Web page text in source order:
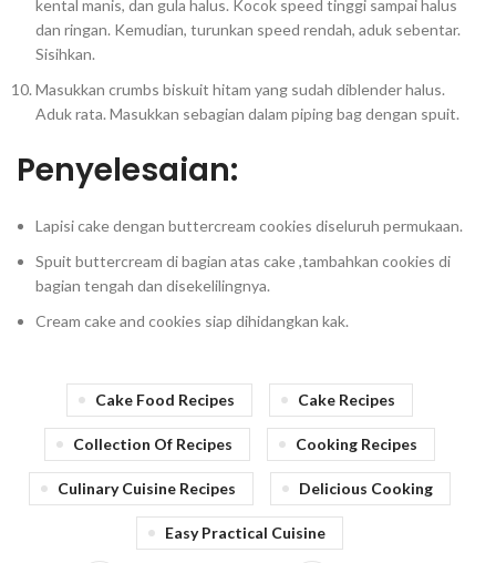
kental manis, dan gula halus. Kocok speed tinggi sampai halus
dan ringan. Kemudian, turunkan speed rendah, aduk sebentar.
Sisihkan.
Masukkan crumbs biskuit hitam yang sudah diblender halus.
Aduk rata. Masukkan sebagian dalam piping bag dengan spuit.
Penyelesaian:
Lapisi cake dengan buttercream cookies diseluruh permukaan.
Spuit buttercream di bagian atas cake ,tambahkan cookies di
bagian tengah dan disekelilingnya.
Cream cake and cookies siap dihidangkan kak.
Cake Food Recipes Cake Recipes
Collection Of Recipes Cooking Recipes
Culinary Cuisine Recipes Delicious Cooking
Easy Practical Cuisine